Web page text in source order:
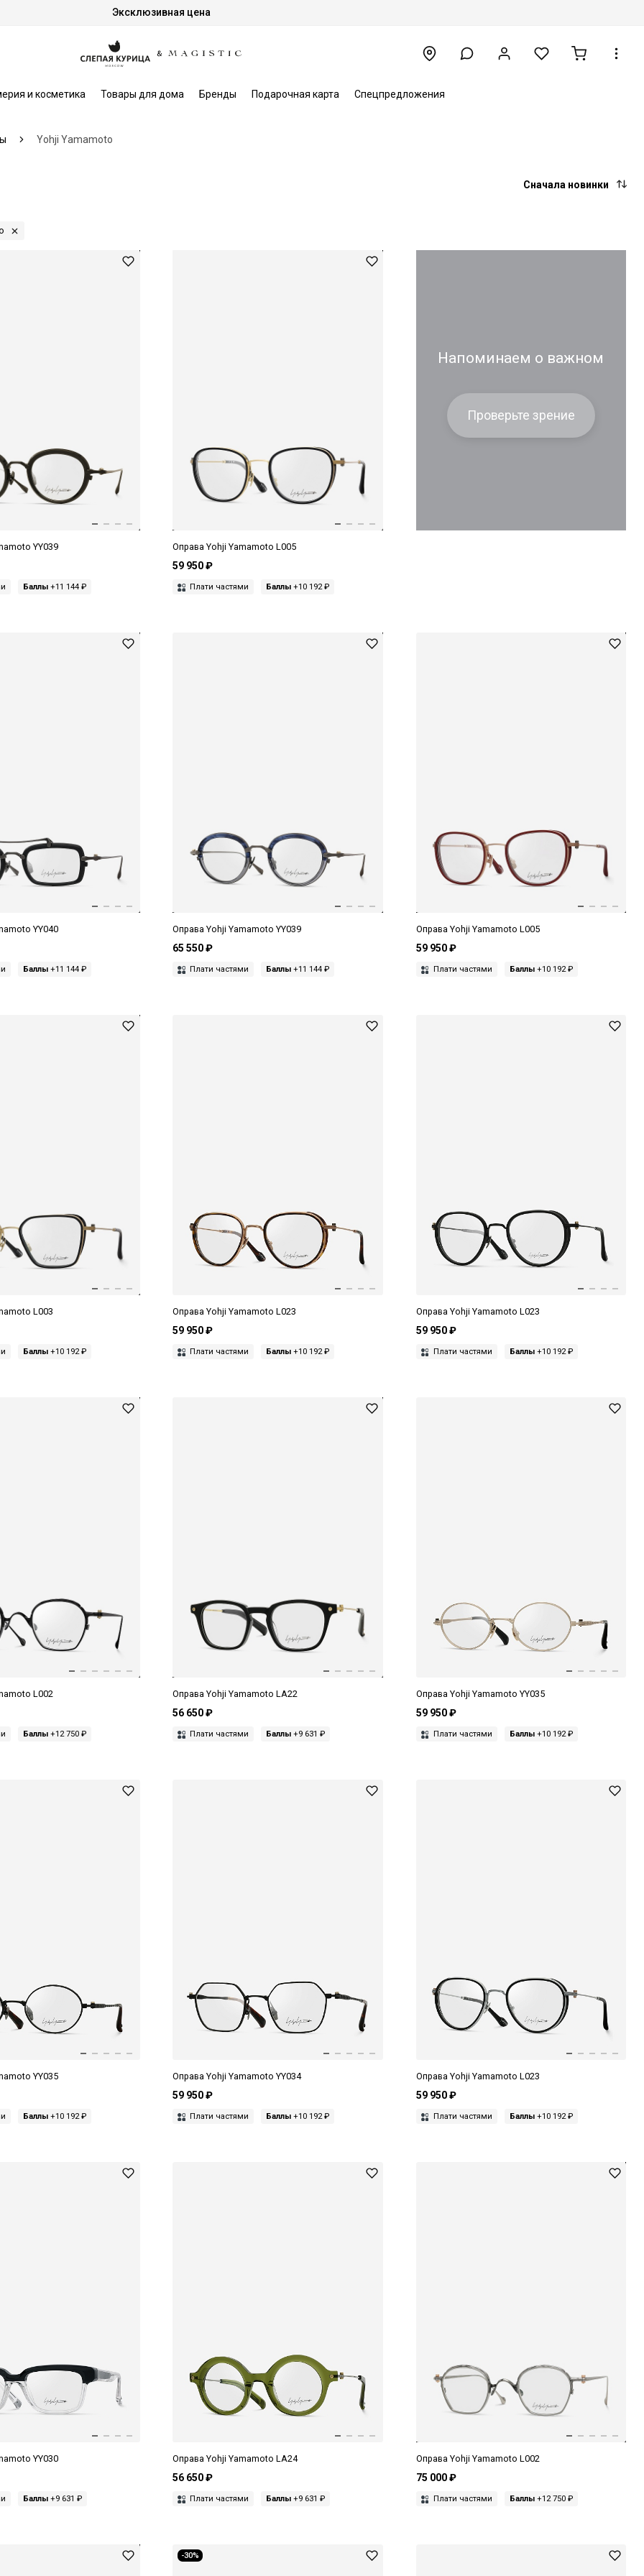
Эксклюзивная цена
и косметика Товары для дома Бренды Подарочная карта Спецпредложения
Yohji Yamamoto
Сначала новинки
YY039
Баллы +11 144 ₽
Оправа Yohji Yamamoto L005
59 950 ₽
Плати частями Баллы +10 192 ₽
Напоминаем о важном
Проверьте зрение
YY040
Баллы +11 144 ₽
Оправа Yohji Yamamoto YY039
65 550 ₽
Плати частями Баллы +11 144 ₽
Оправа Yohji Yamamoto L005
59 950 ₽
Плати частями Баллы+10 192 ₽
L003
Баллы +10 192 ₽
Оправа Yohji Yamamoto L023
59 950 ₽
Плати частями Баллы +10 192 ₽
Оправа Yohji Yamamoto L023
59 950 ₽
Плати частями Баллы+10 192 ₽
L002
Баллы +12 750 ₽
Оправа Yohji Yamamoto LA22
56 650 ₽
Плати частями Баллы +9 631 ₽
Оправа Yohji Yamamoto YY035
59 950 ₽
Плати частями Баллы+10 192 ₽
YY035
Баллы +10 192 ₽
Оправа Yohji Yamamoto YY034
59 950 ₽
Плати частями Баллы +10 192 ₽
Оправа Yohji Yamamoto L023
59 950 ₽
Плати частями Баллы+10 192 ₽
YY030
Баллы +9 631 ₽
Оправа Yohji Yamamoto LA24
56 650 ₽
Плати частями Баллы +9 631 ₽
Оправа Yohji Yamamoto L002
75 000 ₽
Плати частями Баллы+12 750 ₽
-30%